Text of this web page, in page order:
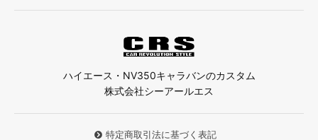
ハイエース・NV350キャラバンのカスタム
株式会社シーアールエス
特定商取引法に基づく表記